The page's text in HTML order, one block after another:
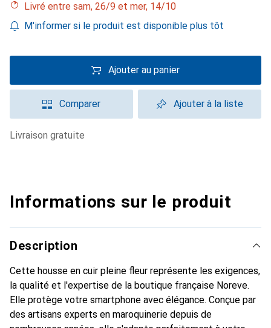
Livré entre sam, 26/9 et mer, 14/10
M'informer si le produit est disponible plus tôt
Ajouter au panier
Comparer Ajouter à la liste
livraison gratuite
Informations sur le produit
Description
Cette housse en cuir pleine fleur représente les exigences,
la qualité et l'expertise de la boutique française Noreve.
Elle protège votre smartphone avec élégance. Conçue par
des artisans experts en maroquinerie depuis de